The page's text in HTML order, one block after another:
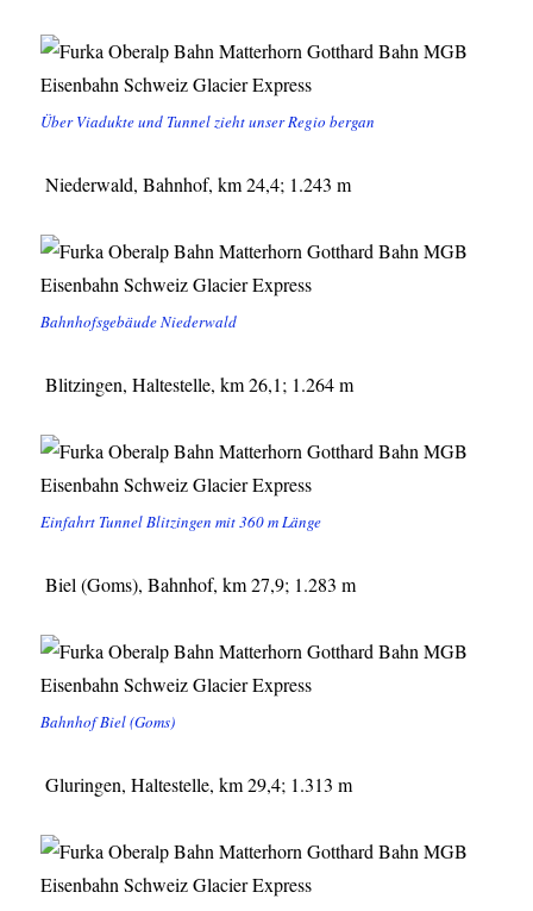
Über Viadukte und Tunnel zieht unser Regio bergan
Niederwald, Bahnhof, km 24,4; 1.243 m
Bahnhofsgebäude Niederwald
Blitzingen, Haltestelle, km 26,1; 1.264 m
Einfahrt Tunnel Blitzingen mit 360 m Länge
Biel (Goms), Bahnhof, km 27,9; 1.283 m
Bahnhof Biel (Goms)
Gluringen, Haltestelle, km 29,4; 1.313 m